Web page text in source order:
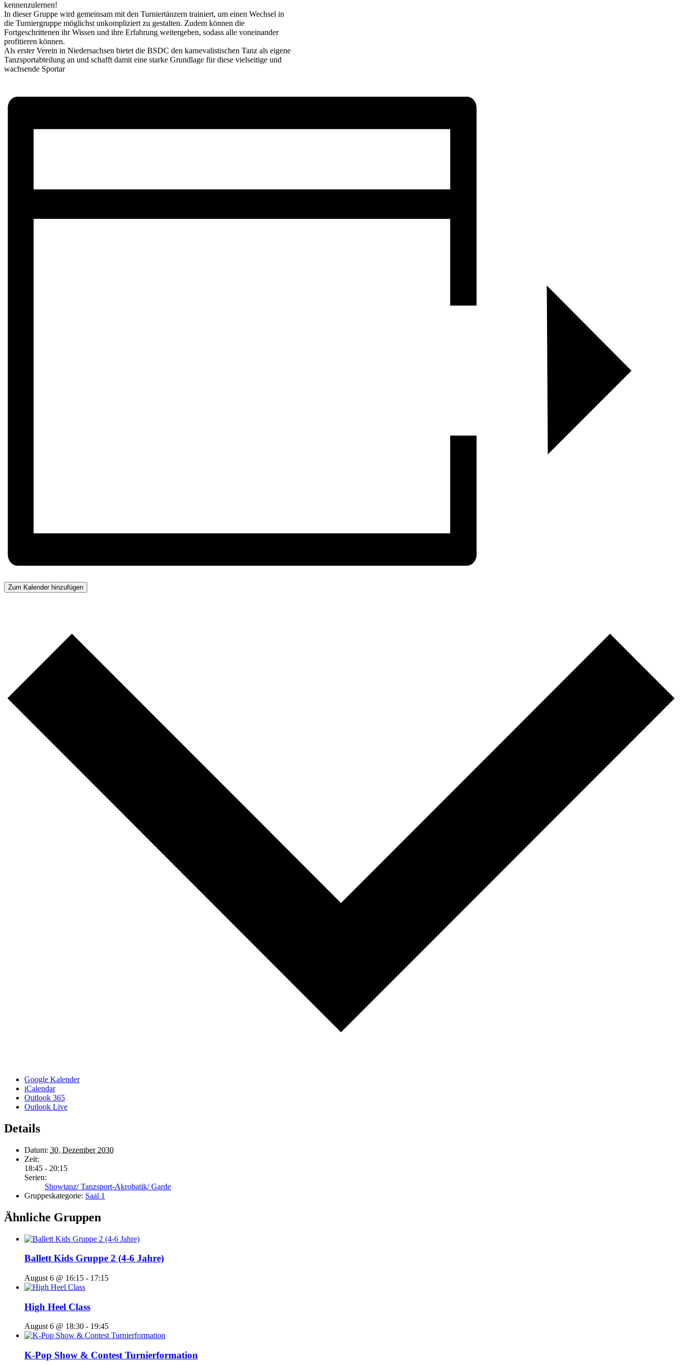
kennenzulernen!
In dieser Gruppe wird gemeinsam mit den Turniertänzern trainiert, um einen Wechsel in
die Turniergruppe möglichst unkompliziert zu gestalten. Zudem können die
Fortgeschrittenen ihr Wissen und ihre Erfahrung weitergeben, sodass alle voneinander
profitieren können.
Als erster Verein in Niedersachsen bietet die BSDC den karnevalistischen Tanz als eigene
Tanzsportabteilung an und schafft damit eine starke Grundlage für diese vielseitige und
wachsende Sportar
Zum Kalender hinzufügen
Google Kalender
iCalendar
Outlook 365
Outlook Live
Details
Datum: 30. Dezember 2030
Zeit:
18:45 - 20:15
Serien:
Showtanz/ Tanzsport-Akrobatik/ Garde
Gruppeskategorie: Saal 1
Ähnliche Gruppen
Ballett Kids Gruppe 2 (4-6 Jahre)
August 6 @ 16:15 - 17:15
High Heel Class
August 6 @ 18:30 - 19:45
K-Pop Show & Contest Turnierformation